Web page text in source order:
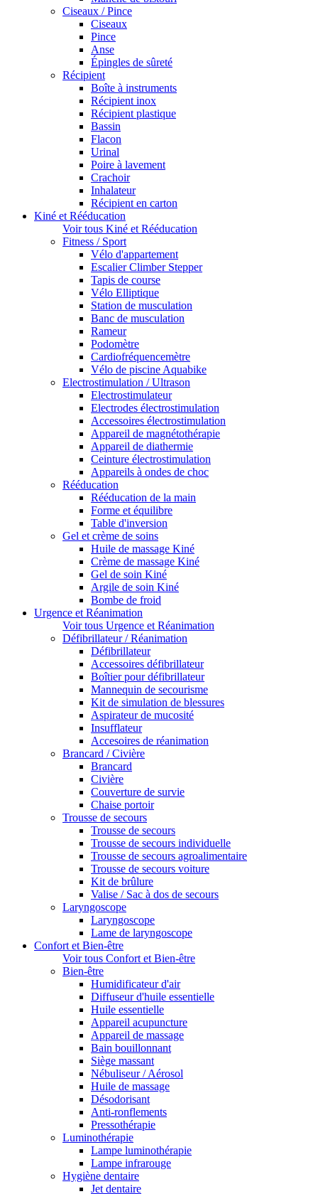
Ciseaux / Pince
Ciseaux
Pince
Anse
Épingles de sûreté
Récipient
Boîte à instruments
Récipient inox
Récipient plastique
Bassin
Flacon
Urinal
Poire à lavement
Crachoir
Inhalateur
Récipient en carton
Kiné et Rééducation
Voir tous Kiné et Rééducation
Fitness / Sport
Vélo d'appartement
Escalier Climber Stepper
Tapis de course
Vélo Elliptique
Station de musculation
Banc de musculation
Rameur
Podomètre
Cardiofréquencemètre
Vélo de piscine Aquabike
Electrostimulation / Ultrason
Electrostimulateur
Electrodes électrostimulation
Accessoires électrostimulation
Appareil de magnétothérapie
Appareil de diathermie
Ceinture électrostimulation
Appareils à ondes de choc
Rééducation
Rééducation de la main
Forme et équilibre
Table d'inversion
Gel et crème de soins
Huile de massage Kiné
Crème de massage Kiné
Gel de soin Kiné
Argile de soin Kiné
Bombe de froid
Urgence et Réanimation
Voir tous Urgence et Réanimation
Défibrillateur / Réanimation
Défibrillateur
Accessoires défibrillateur
Boîtier pour défibrillateur
Mannequin de secourisme
Kit de simulation de blessures
Aspirateur de mucosité
Insufflateur
Accesoires de réanimation
Brancard / Civière
Brancard
Civière
Couverture de survie
Chaise portoir
Trousse de secours
Trousse de secours
Trousse de secours individuelle
Trousse de secours agroalimentaire
Trousse de secours voiture
Kit de brûlure
Valise / Sac à dos de secours
Laryngoscope
Laryngoscope
Lame de laryngoscope
Confort et Bien-être
Voir tous Confort et Bien-être
Bien-être
Humidificateur d'air
Diffuseur d'huile essentielle
Huile essentielle
Appareil acupuncture
Appareil de massage
Bain bouillonnant
Siège massant
Nébuliseur / Aérosol
Huile de massage
Désodorisant
Anti-ronflements
Pressothérapie
Luminothérapie
Lampe luminothérapie
Lampe infrarouge
Hygiène dentaire
Jet dentaire